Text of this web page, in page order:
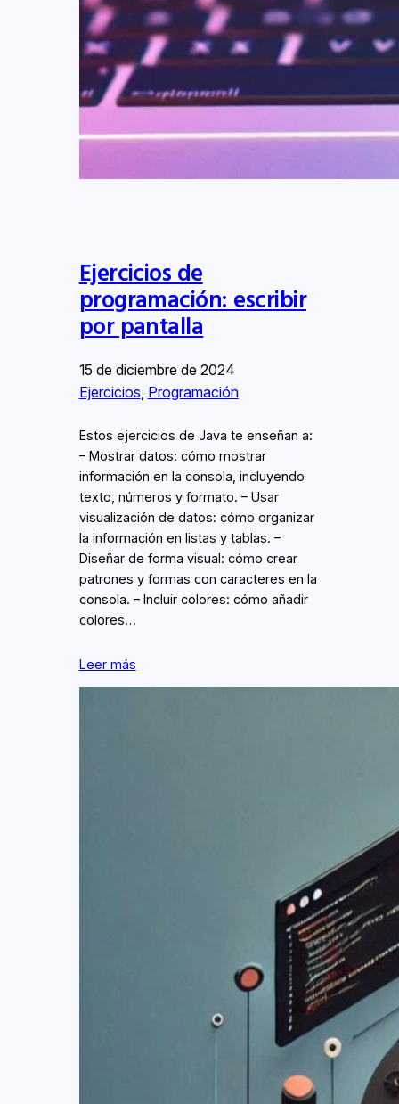
Ejercicios de
programación: escribir
por pantalla
15 de diciembre de 2024
Ejercicios, Programación
Estos ejercicios de Java te enseñan a:
– Mostrar datos: cómo mostrar
información en la consola, incluyendo
texto, números y formato. – Usar
visualización de datos: cómo organizar
la información en listas y tablas. –
Diseñar de forma visual: cómo crear
patrones y formas con caracteres en la
consola. – Incluir colores: cómo añadir
colores…
Leer más